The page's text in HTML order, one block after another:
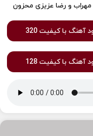
مهراب و رضا عزیزی محزون
آهنگ با کیفیت 320
آهنگ با کیفیت 128